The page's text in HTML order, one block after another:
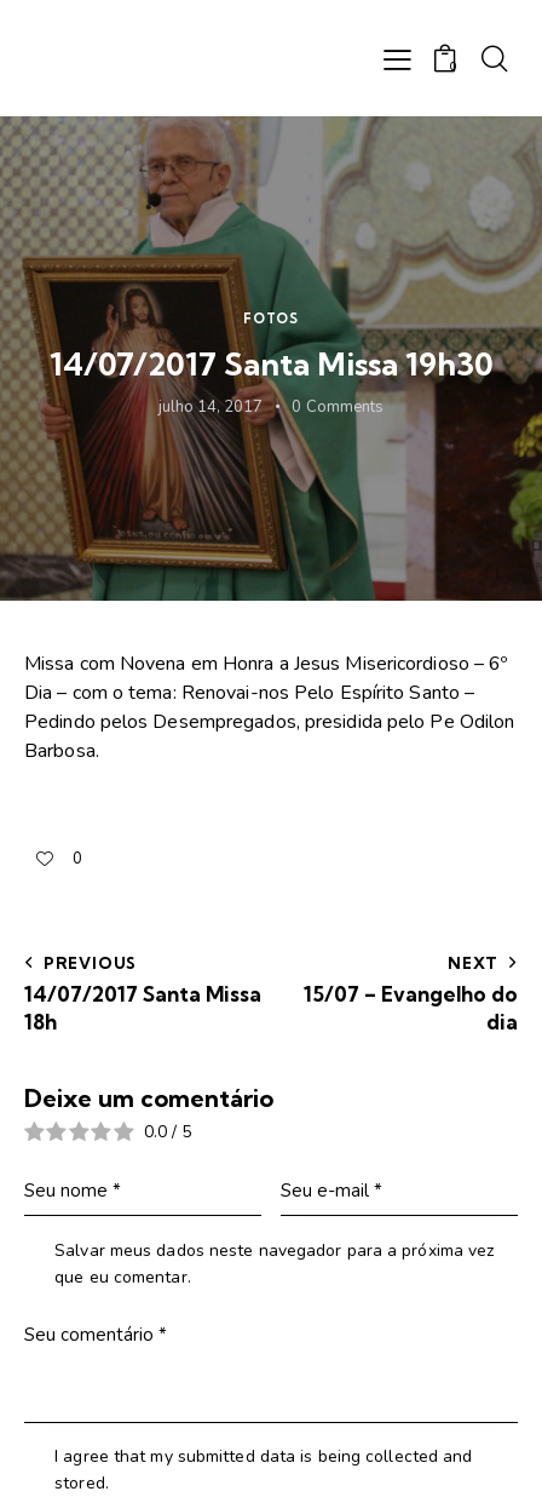
0
FOTOS
14/07/2017 Santa Missa 19h30
julho 14, 2017 0 Comments
Missa com Novena em Honra a Jesus Misericordioso – 6º
Dia – com o tema: Renovai-nos Pelo Espírito Santo –
Pedindo pelos Desempregados, presidida pelo Pe Odilon
Barbosa.
0
PREVIOUS
14/07/2017 Santa Missa
18h
NEXT
15/07 – Evangelho do
dia
Deixe um comentário
0.0 / 5
Salvar meus dados neste navegador para a próxima vez
que eu comentar.
I agree that my submitted data is being collected and
stored.